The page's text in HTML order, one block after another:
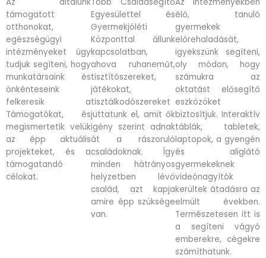
támogatott
otthonokat,
egészségügyi
intézményeket úgy
tudjuk segíteni, hogy
munkatársaink és
önkénteseink
felkeresik a
Támogatókat, és
megismertetik velük
az épp aktuális
projekteket, és a
támogatandó
célokat.
Egyesülettel és
Gyermekjóléti
Központtal állunk
kapcsolatban,
ahova ruhaneműt,
tisztítószereket,
játékokat,
tisztálkodószereket
juttatunk el, amit ők
igény szerint adnak
át a rászoruló
családoknak. Így
minden hátrányos
helyzetben lévő
család, azt kapja
amire épp szüksége
van.
élő, tanuló
gyermekek
előrehaladását,
igyekszünk segíteni,
oly módon, hogy
számukra az
oktatást elősegítő
eszközöket
biztosítjuk. Interaktív
táblák, tabletek,
laptopok, a gyengén
és aliglátó
gyermekeknek
videónagyítók
kerültek átadásra az
elmúlt években.
Természetesen itt is
a segíteni vágyó
emberekre, cégekre
számíthatunk.